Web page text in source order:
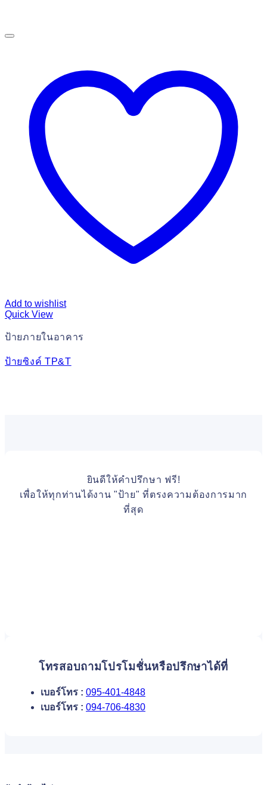
Add to wishlist
Quick View
ป้ายภายในอาคาร
ป้ายซิงค์ TP&T
ยินดีให้คำปรึกษา ฟรี!
เพื่อให้ทุกท่านได้งาน "ป้าย" ที่ตรงความต้องการมาก
ที่สุด
โทรสอบถามโปรโมชั่นหรือปรึกษาได้ที่
เบอร์โทร : 095-401-4848
เบอร์โทร : 094-706-4830